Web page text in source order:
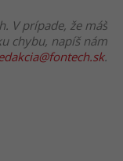
V prípade, že máš
chybu, napíš nám
.